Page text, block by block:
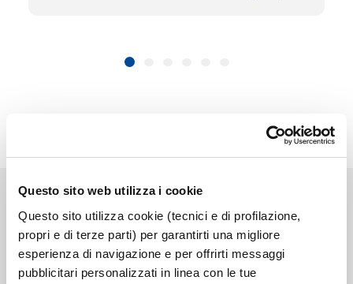
Questo sito web utilizza i cookie
Questo sito utilizza cookie (tecnici e di profilazione,
propri e di terze parti) per garantirti una migliore
esperienza di navigazione e per offrirti messaggi
pubblicitari personalizzati in linea con le tue
Link correlati